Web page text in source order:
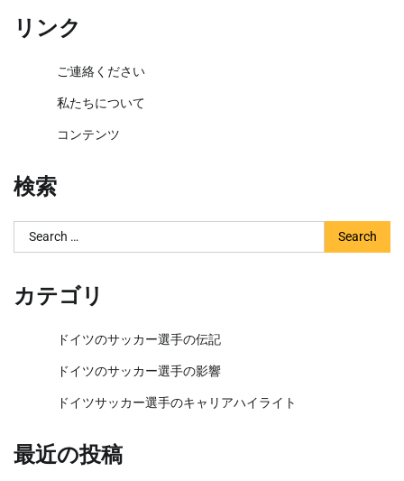
リンク
ご連絡ください
私たちについて
コンテンツ
検索
Search
for:
カテゴリ
ドイツのサッカー選手の伝記
ドイツのサッカー選手の影響
ドイツサッカー選手のキャリアハイライト
最近の投稿